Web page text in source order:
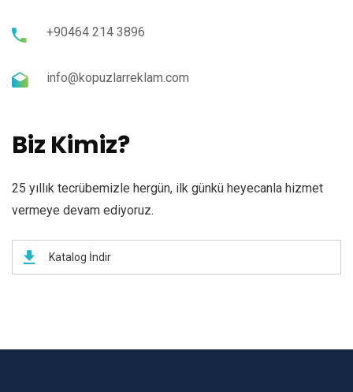
+90464 214 3896
info@kopuzlarreklam.com
Biz Kimiz?
25 yıllık tecrübemizle hergün, ilk günkü heyecanla hizmet
vermeye devam ediyoruz.
Katalog İndir